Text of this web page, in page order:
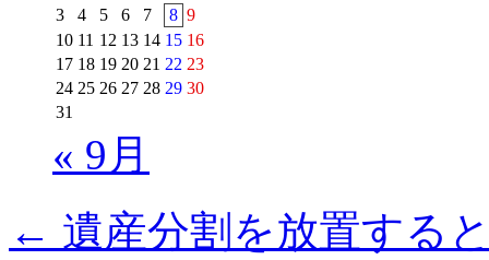
3
4 5 6 7 8 9
10 11 12 13 14 15 16
17 18 19 20 21 22 23
24 25 26 27 28 29 30
31
« 9月
← 遺産分割を放置する